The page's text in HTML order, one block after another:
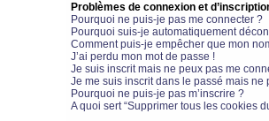
Problèmes de connexion et
Pourquoi ne puis-je pas me connecter ?
Pourquoi suis-je automatiquement
Comment puis-je empêcher que mon
J’ai perdu mon mot de passe !
Je suis inscrit mais ne peux pas me
Je me suis inscrit dans le passé mais
Pourquoi ne puis-je pas m’inscrire ?
A quoi sert “Supprimer tous les cookies